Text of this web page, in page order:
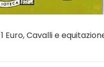
1 Euro, Cavalli e